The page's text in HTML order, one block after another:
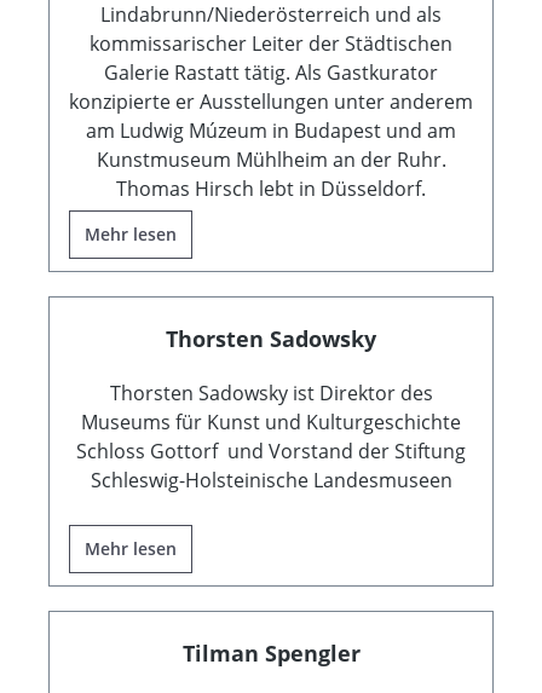
Lindabrunn/Niederösterreich und als
kommissarischer Leiter der Städtischen
Galerie Rastatt tätig. Als Gastkurator
konzipierte er Ausstellungen unter anderem
am Ludwig Múzeum in Budapest und am
Kunstmuseum Mühlheim an der Ruhr.
Thomas Hirsch lebt in Düsseldorf.
Mehr lesen
Thorsten Sadowsky
Thorsten Sadowsky ist Direktor des
Museums für Kunst und Kulturgeschichte
Schloss Gottorf und Vorstand der Stiftung
Schleswig-Holsteinische Landesmuseen
Mehr lesen
Tilman Spengler